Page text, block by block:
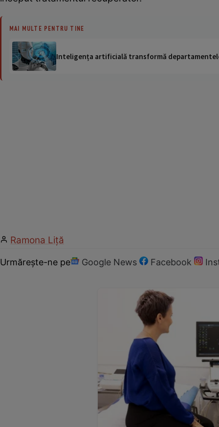
MAI MULTE PENTRU TINE
Inteligența artificială transformă
Ramona Liţă
Urmărește-ne pe Google News Facebook